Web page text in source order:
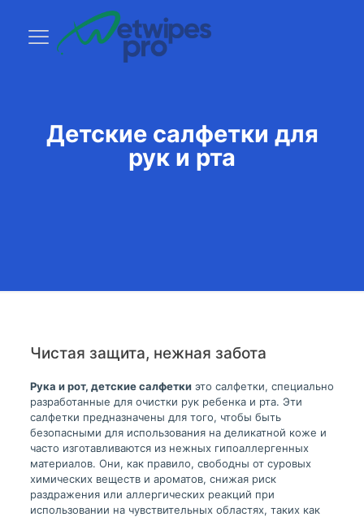
Детские салфетки для
рук и рта
Чистая защита, нежная забота
Рука и рот, детские салфетки это салфетки, специально
разработанные для очистки рук ребенка и рта. Эти
салфетки предназначены для того, чтобы быть
безопасными для использования на деликатной коже и
часто изготавливаются из нежных гипоаллергенных
материалов. Они, как правило, свободны от суровых
химических веществ и ароматов, снижая риск
раздражения или аллергических реакций при
использовании на чувствительных областях, таких как